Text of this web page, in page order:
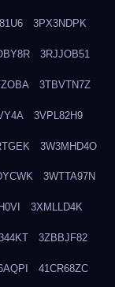
3PX3NDPK
3RJJOB51
3TBVTN7Z
3VPL82H9
3W3MHD4O
3WTTA97N
3XMLLD4K
3ZBBJF82
41CR68ZC